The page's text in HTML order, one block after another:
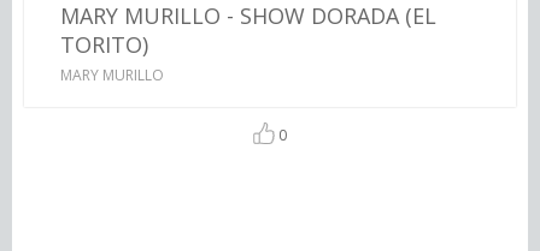
MARY MURILLO - SHOW DORADA (EL
TORITO)
MARY MURILLO
0